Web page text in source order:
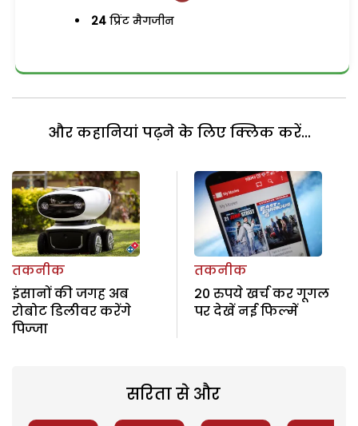
24 प्रिंट मैगजीन
और कहानियां पढ़ने के लिए क्लिक करें...
तकनीक
इंसानों की जगह अब
रोबोट डिलीवर करेंगे
पिज्जा
तकनीक
20 रुपये खर्च कर गूगल
पर देखें नई फिल्में
सरिता से और